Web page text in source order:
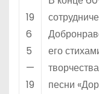
19
6
5
—
19
его
песни